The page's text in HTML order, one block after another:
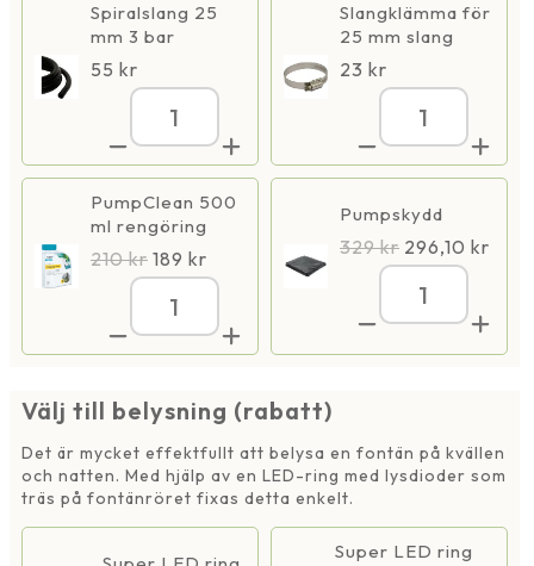
Spiralslang 25
mm 3 bar
55 kr
Superjet
4000
mängd
Slangklämma för
25 mm slang
23 kr
Superjet
4000
mängd
PumpClean 500
ml rengöring
210kr 189 kr
Superjet
4000
mängd
Pumpskydd
329kr 296,10 kr
Superjet
4000
mängd
Välj till belysning (rabatt)
Det är mycket effektfullt att belysa en fontän på kvällen
och natten. Med hjälp av en LED-ring med lysdioder som
träs på fontänröret fixas detta enkelt.
Super LED ring